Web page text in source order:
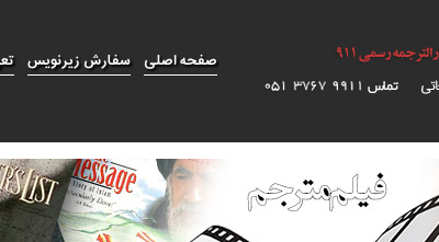
سفارش زیرنویس صفحه اصلی